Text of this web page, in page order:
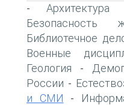
-
Безопасность
Библиотечное
Военные
Геология -
России -
и СМИ -